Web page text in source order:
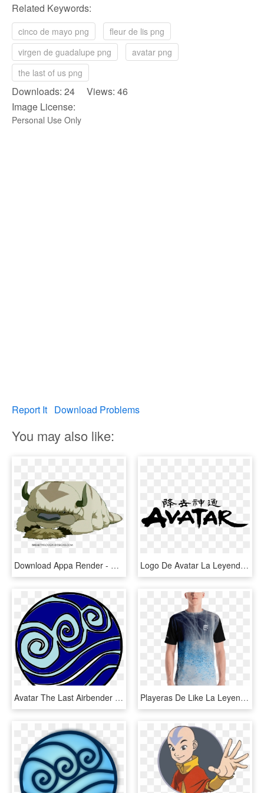
Related Keywords:
cinco de mayo png
fleur de lis png
virgen de guadalupe png
avatar png
the last of us png
Downloads: 24 Views: 46
Image License:
Personal Use Only
Report It Download Problems
You may also like:
Download Appa Render - Avatar La Leyenda De Aang Mascota, HD Png Download Logo De Avatar La Leyenda De Aang - Avatar The Last Airbender, HD Png Download
Avatar The Last Airbender - Elementos De Agua Avatar, HD Png Download Playeras De Like La Leyenda, HD Png Download